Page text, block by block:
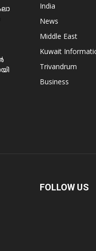
India
News
Middle East
Kuwait
Trivandrum
Business
FOLLOW US